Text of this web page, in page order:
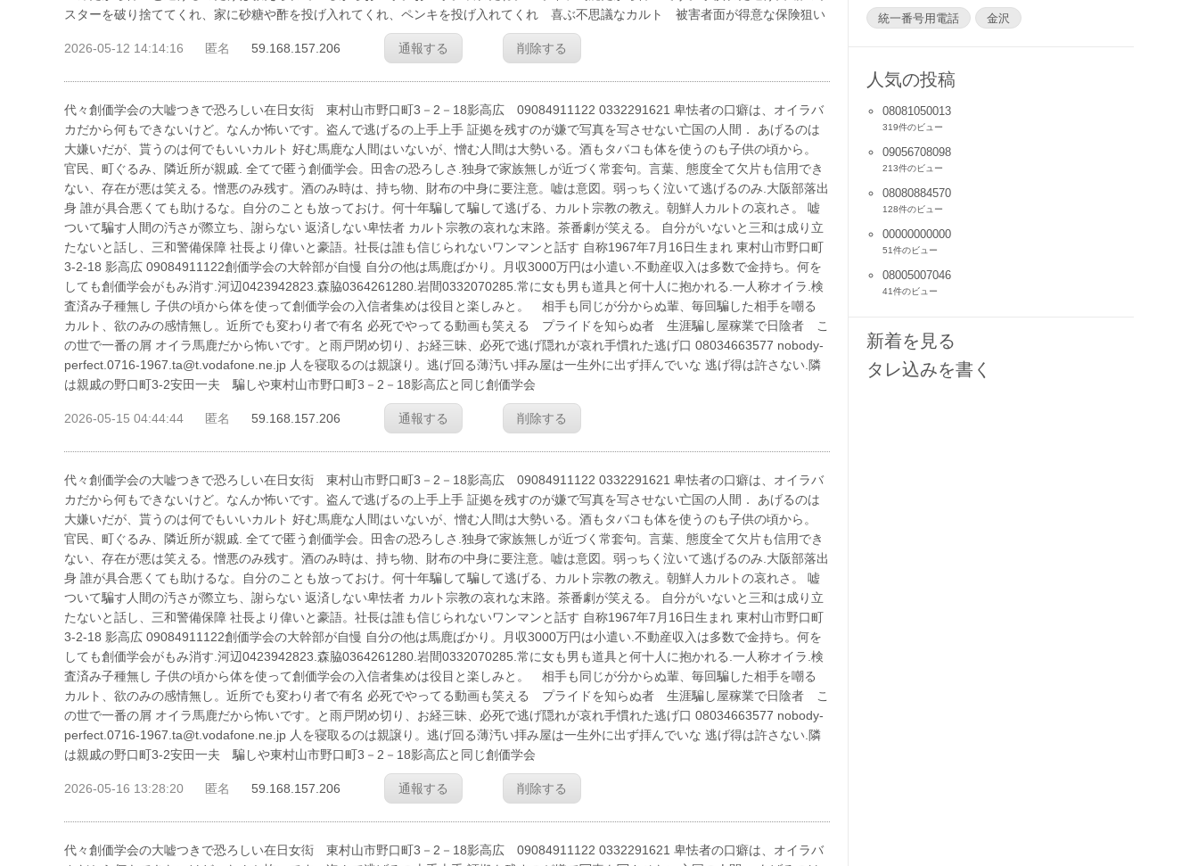
スターを破り捨ててくれ、家に砂糖や酢を投げ入れてくれ、ペンキを投げ入れてくれ 喜ぶ不思議なカルト 被害者面が得意な保険狙い
2026-05-12 14:14:16 匿名 59.168.157.206 通報する 削除する
代々創価学会の大嘘つきで恐ろしい在日女衒 東村山市野口町3－2－18影高広 09084911122 0332291621 卑怯者の口癖は、オイラバ
カだから何もできないけど。なんか怖いです。盗んで逃げるの上手上手 証拠を残すのが嫌で写真を写させない亡国の人間． あげるのは
大嫌いだが、貰うのは何でもいいカルト 好む馬鹿な人間はいないが、憎む人間は大勢いる。酒もタバコも体を使うのも子供の頃から。
官民、町ぐるみ、隣近所が親戚. 全てで匿う創価学会。田舎の恐ろしさ.独身で家族無しが近づく常套句。言葉、態度全て欠片も信用でき
ない、存在が悪は笑える。憎悪のみ残す。酒のみ時は、持ち物、財布の中身に要注意。嘘は意図。弱っちく泣いて逃げるのみ.大阪部落出
身 誰が具合悪くても助けるな。自分のことも放っておけ。何十年騙して騙して逃げる、カルト宗教の教え。朝鮮人カルトの哀れさ。 嘘
ついて騙す人間の汚さが際立ち、謝らない 返済しない卑怯者 カルト宗教の哀れな末路。茶番劇が笑える。 自分がいないと三和は成り立
たないと話し、三和警備保障 社長より偉いと豪語。社長は誰も信じられないワンマンと話す 自称1967年7月16日生まれ 東村山市野口町
3-2-18 影高広 09084911122創価学会の大幹部が自慢 自分の他は馬鹿ばかり。月収3000万円は小遣い.不動産収入は多数で金持ち。何を
しても創価学会がもみ消す.河辺0423942823.森脇0364261280.岩間0332070285.常に女も男も道具と何十人に抱かれる.一人称オイラ.検
査済み子種無し 子供の頃から体を使って創価学会の入信者集めは役目と楽しみと。 相手も同じが分からぬ輩、毎回騙した相手を嘲る
カルト、欲のみの感情無し。近所でも変わり者で有名 必死でやってる動画も笑える プライドを知らぬ者 生涯騙し屋稼業で日陰者 こ
の世で一番の屑 オイラ馬鹿だから怖いです。と雨戸閉め切り、お経三昧、必死で逃げ隠れが哀れ手慣れた逃げ口 08034663577 nobody-
perfect.0716-1967.ta@t.vodafone.ne.jp 人を寝取るのは親譲り。逃げ回る薄汚い拝み屋は一生外に出ず拝んでいな 逃げ得は許さない.隣
は親戚の野口町3-2安田一夫 騙しや東村山市野口町3－2－18影高広と同じ創価学会
2026-05-15 04:44:44 匿名 59.168.157.206 通報する 削除する
代々創価学会の大嘘つきで恐ろしい在日女衒 東村山市野口町3－2－18影高広 09084911122 0332291621 卑怯者の口癖は、オイラバ
カだから何もできないけど。なんか怖いです。盗んで逃げるの上手上手 証拠を残すのが嫌で写真を写させない亡国の人間． あげるのは
大嫌いだが、貰うのは何でもいいカルト 好む馬鹿な人間はいないが、憎む人間は大勢いる。酒もタバコも体を使うのも子供の頃から。
官民、町ぐるみ、隣近所が親戚. 全てで匿う創価学会。田舎の恐ろしさ.独身で家族無しが近づく常套句。言葉、態度全て欠片も信用でき
ない、存在が悪は笑える。憎悪のみ残す。酒のみ時は、持ち物、財布の中身に要注意。嘘は意図。弱っちく泣いて逃げるのみ.大阪部落出
身 誰が具合悪くても助けるな。自分のことも放っておけ。何十年騙して騙して逃げる、カルト宗教の教え。朝鮮人カルトの哀れさ。 嘘
ついて騙す人間の汚さが際立ち、謝らない 返済しない卑怯者 カルト宗教の哀れな末路。茶番劇が笑える。 自分がいないと三和は成り立
たないと話し、三和警備保障 社長より偉いと豪語。社長は誰も信じられないワンマンと話す 自称1967年7月16日生まれ 東村山市野口町
3-2-18 影高広 09084911122創価学会の大幹部が自慢 自分の他は馬鹿ばかり。月収3000万円は小遣い.不動産収入は多数で金持ち。何を
しても創価学会がもみ消す.河辺0423942823.森脇0364261280.岩間0332070285.常に女も男も道具と何十人に抱かれる.一人称オイラ.検
査済み子種無し 子供の頃から体を使って創価学会の入信者集めは役目と楽しみと。 相手も同じが分からぬ輩、毎回騙した相手を嘲る
カルト、欲のみの感情無し。近所でも変わり者で有名 必死でやってる動画も笑える プライドを知らぬ者 生涯騙し屋稼業で日陰者 こ
の世で一番の屑 オイラ馬鹿だから怖いです。と雨戸閉め切り、お経三昧、必死で逃げ隠れが哀れ手慣れた逃げ口 08034663577 nobody-
perfect.0716-1967.ta@t.vodafone.ne.jp 人を寝取るのは親譲り。逃げ回る薄汚い拝み屋は一生外に出ず拝んでいな 逃げ得は許さない.隣
は親戚の野口町3-2安田一夫 騙しや東村山市野口町3－2－18影高広と同じ創価学会
2026-05-16 13:28:20 匿名 59.168.157.206 通報する 削除する
代々創価学会の大嘘つきで恐ろしい在日女衒 東村山市野口町3－2－18影高広 09084911122 0332291621 卑怯者の口癖は、オイラバ
統一番号用電話 金沢
人気の投稿
08081050013
319件のビュー
09056708098
213件のビュー
08080884570
128件のビュー
00000000000
51件のビュー
08005007046
41件のビュー
新着を見る
タレ込みを書く